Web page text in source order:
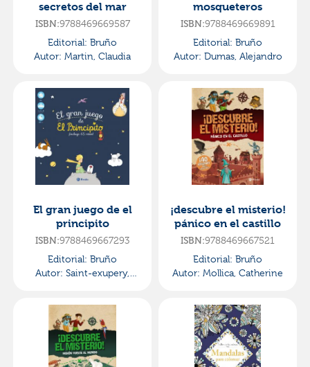
secretos del mar
ISBN:9788469669587
Editorial: Bruño
Autor: Martin, Claudia
mosqueteros
ISBN:9788469669891
Editorial: Bruño
Autor: Dumas, Alejandro
El gran juego de el
principito
ISBN:9788469667293
Editorial: Bruño
Autor: Saint-exupery,
¡descubre el misterio!
pánico en el castillo
ISBN:9788469667521
Editorial: Bruño
Autor: Mollica, Catherine